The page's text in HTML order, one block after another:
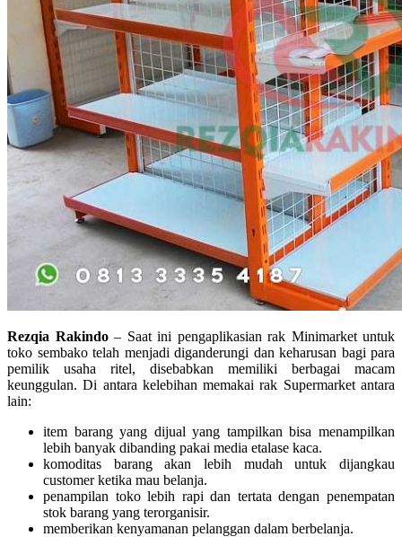
Rezqia Rakindo– Saat ini pengaplikasian rak Minimarket untuk
toko sembako telah menjadi diganderungi dan keharusan bagi para
pemilik usaha ritel, disebabkan memiliki berbagai macam
keunggulan. Di antara kelebihan memakai rak Supermarket antara
lain:
item barang yang dijual yang tampilkan bisa menampilkan
lebih banyak dibanding pakai media etalase kaca.
komoditas barang akan lebih mudah untuk dijangkau
customer ketika mau belanja.
penampilan toko lebih rapi dan tertata dengan penempatan
stok barang yang terorganisir.
memberikan kenyamanan pelanggan dalam berbelanja.